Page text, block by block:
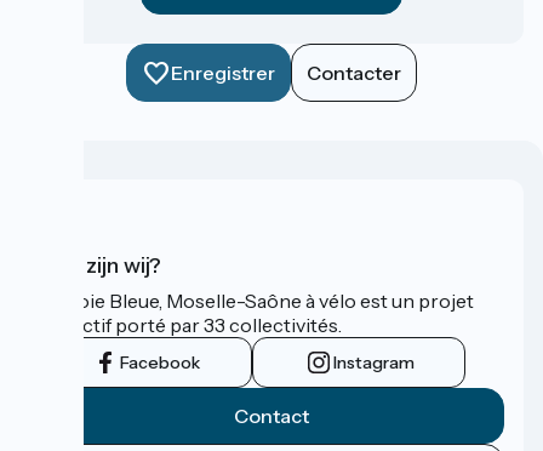
Enregistrer Contacter
Wie zijn wij?
La Voie Bleue, Moselle-Saône à vélo est un projet
collectif porté par 33 collectivités.
Facebook Instagram
Contact